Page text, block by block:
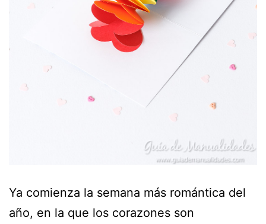
Ya comienza la semana más romántica del
año, en la que los corazones son